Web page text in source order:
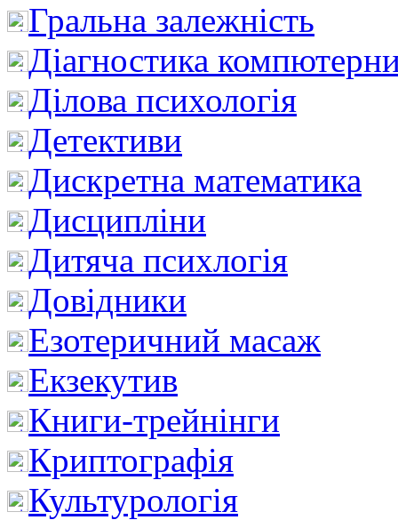
Гральна залежність
Діагностика
Ділова психологія
Детективи
Дискретна математика
Дисципліни
Дитяча психлогія
Довідники
Езотеричний масаж
Екзекутив
Книги-трейнінги
Криптографія
Культурологія